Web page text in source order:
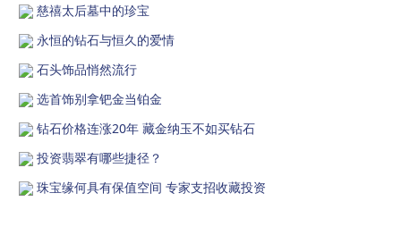
慈禧太后墓中的珍宝
永恒的钻石与恒久的爱情
石头饰品悄然流行
选首饰别拿钯金当铂金
钻石价格连涨20年 藏金纳玉不如买钻石
投资翡翠有哪些捷径？
珠宝缘何具有保值空间 专家支招收藏投资